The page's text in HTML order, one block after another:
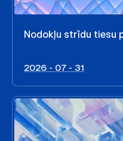
Nodokļu strīdu tiesu
2026 - 07 - 31